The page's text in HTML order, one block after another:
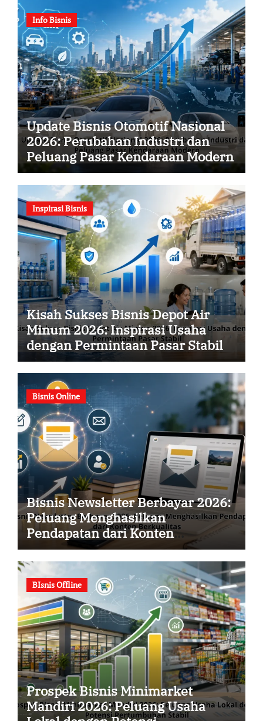
Info Bisnis
Update Bisnis Otomotif Nasional
2026: Perubahan Industri dan
Peluang Pasar Kendaraan Modern
Inspirasi Bisnis
Kisah Sukses Bisnis Depot Air
Minum 2026: Inspirasi Usaha
dengan Permintaan Pasar Stabil
Bisnis Online
Bisnis Newsletter Berbayar 2026:
Peluang Menghasilkan
Pendapatan dari Konten
Berkualitas
BIsnis Offline
Prospek Bisnis Minimarket
Mandiri 2026: Peluang Usaha